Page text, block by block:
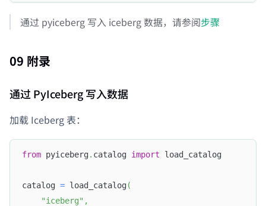
通过 pyiceberg 写入 iceberg 数据，请参阅步骤
09 附录
通过 PyIceberg 写入数据
加载 Iceberg 表：
from pyiceberg. catalog import load_catalog
catalog = load_catalog(
"iceberg" ,